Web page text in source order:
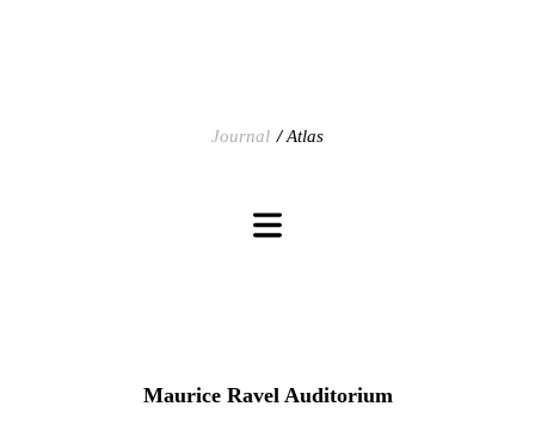
Journal Atlas
Maurice Ravel Auditorium